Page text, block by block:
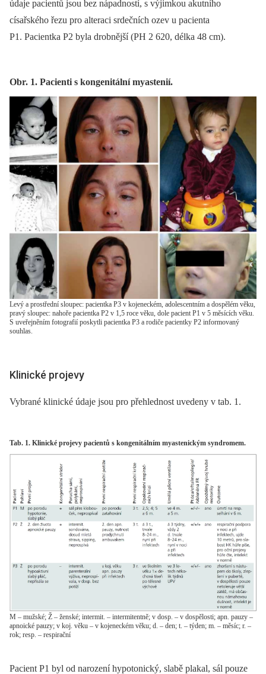
údaje pacientů jsou bez nápadností, s výjimkou akutního
císařského řezu pro alteraci srdečních ozev u pacienta
P1. Pacientka P2 byla drobnější (PH 2 620, délka 48 cm).
Obr. 1. Pacienti s kongenitální myastenií.
Levý a prostřední sloupec: pacientka P3 v kojeneckém, adolescentním a dospělém věku,
pravý sloupec: nahoře pacientka P2 v 1,5 roce věku, dole pacient P1 v 5 měsících věku.
S uveřejněním fotografií poskytli pacientka P3 a rodiče pacientky P2 informovaný
souhlas.
Klinické projevy
Vybrané klinické údaje jsou pro přehlednost uvedeny v tab. 1.
Tab. 1. Klinické projevy pacientů s kongenitálním myastenickým syndromem.
M – mužské; Ž – ženské; intermit. – intermitentně; v dosp. – v dospělosti; apn. pauzy –
apnoické pauzy; v koj. věku – v kojeneckém věku; d. – den; t. – týden; m. – měsíc; r. –
rok; resp. – respirační
Pacient P1 byl od narození hypotonický, slabě plakal, sál pouze